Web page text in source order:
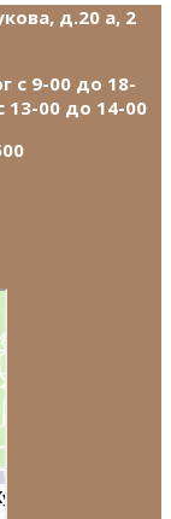
д.20 а, 2
с 9-00 до 18-
13-00 до 14-00